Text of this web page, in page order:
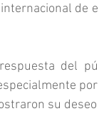
de
del
su